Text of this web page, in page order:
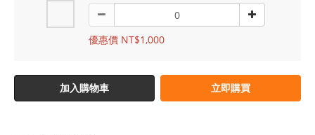
優惠價 NT$1,000
加入購物車 立即購買